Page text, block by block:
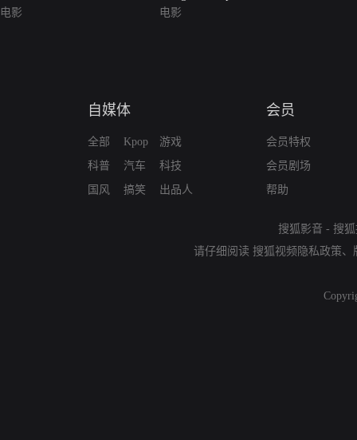
电影
电影
自媒体
全部
科普
国风
Kpop
汽车
搞笑
游戏
科技
出品人
会员
会员特权
会员剧场
帮助
搜狐影音 - 搜
请仔细阅读 搜狐视频隐私政策、